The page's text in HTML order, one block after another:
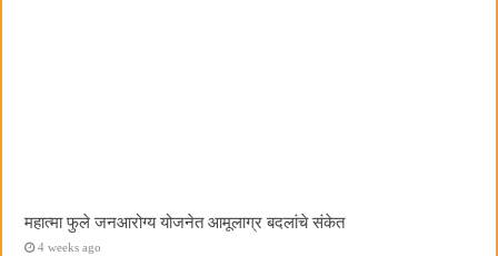
महात्मा फुले जनआरोग्य योजनेत आमूलाग्र बदलांचे संकेत
4 weeks ago